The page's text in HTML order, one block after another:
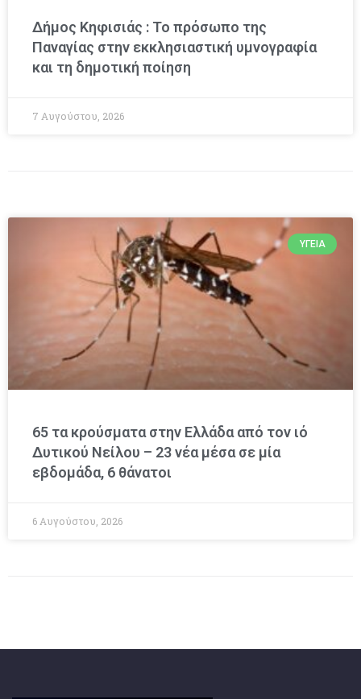
Δήμος Κηφισιάς : Το πρόσωπο της
Παναγίας στην εκκλησιαστική υμνογραφία
και τη δημοτική ποίηση
7 Αυγούστου, 2026
ΥΓΕΊΑ
65 τα κρούσματα στην Ελλάδα από τον ιό
Δυτικού Νείλου – 23 νέα μέσα σε μία
εβδομάδα, 6 θάνατοι
6 Αυγούστου, 2026